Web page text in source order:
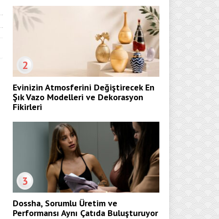
2
Evinizin Atmosferini Değiştirecek En
Şık Vazo Modelleri ve Dekorasyon
Fikirleri
3
Dossha, Sorumlu Üretim ve
Performansı Aynı Çatıda Buluşturuyor